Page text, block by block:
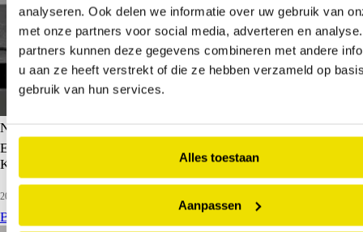
analyseren. Ook delen we informatie over uw gebruik van
met onze partners voor social media, adverteren en
partners kunnen deze gegevens combineren met andere
u aan ze heeft verstrekt of die ze hebben verzameld op
gebruik van hun services.
Alles toestaan
Aanpassen
Nissan Micra
EVOLVE 52 kWh | Stoel en Stuurwielverwarming | Harman
Kardon Audio | Keyless Entry |
2026
Bekijk details